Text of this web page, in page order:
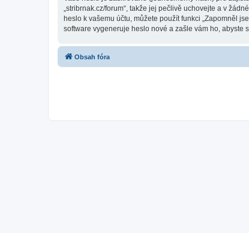
„stribrnak.cz/forum“, takže jej pečlivě uchovejte a v
heslo k vašemu účtu, můžete použít funkci „Zapomněl
software vygeneruje heslo nové a zašle vám ho, abyste
Obsah fóra